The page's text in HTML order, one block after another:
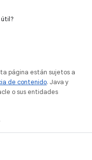
página están sujetos a
de contenido. Java y
o sus entidades